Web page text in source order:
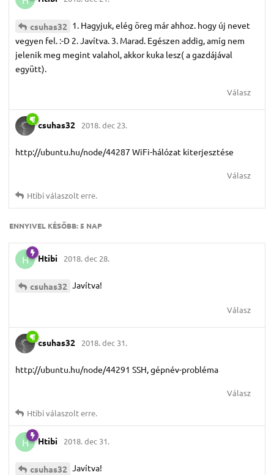
csuhas32 1. Hagyjuk, elég öreg már ahhoz. hogy új nevet
vegyen fel. :-D 2. Javítva. 3. Marad. Egészen addig, amíg nem
jelenik meg megint valahol, akkor kuka lesz( a gazdájával
együtt).
Válasz
csuhas32 2018. dec 23.
http://ubuntu.hu/node/44287 WiFi-hálózat kiterjesztése
Válasz
Htibiválaszolt erre.
ENNYIVEL KÉSŐBB:5 NAP
H Htibi 2018. dec 28.
csuhas32 Javítva!
Válasz
csuhas32 2018. dec 31.
http://ubuntu.hu/node/44291 SSH, gépnév-probléma
Válasz
Htibiválaszolt erre.
H Htibi 2018. dec 31.
csuhas32 Javítva!